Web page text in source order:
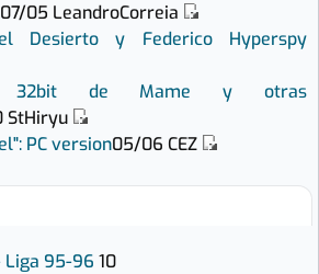
07/05 LeandroCorreia
Desierto y Federico Hyperspy
32bit de Mame y otras
StHiryu
PC version05/06 CEZ
Liga 95-96 10